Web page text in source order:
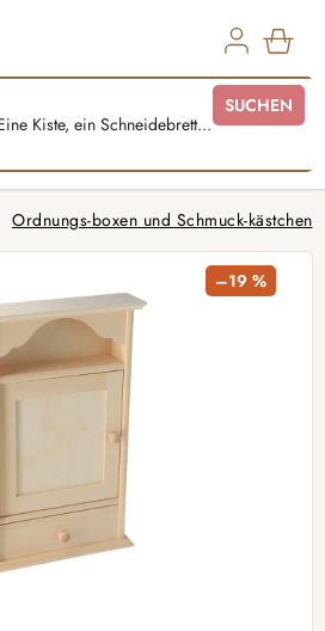
SUCHEN
Ordnungs-boxen und Schmuck-kästchen
–19 %